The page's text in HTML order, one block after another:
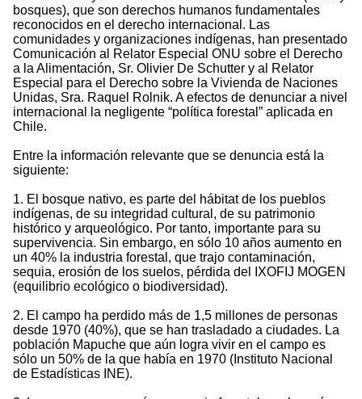
bosques), que son derechos humanos fundamentales
reconocidos en el derecho internacional. Las
comunidades y organizaciones indígenas, han presentado
Comunicación al Relator Especial ONU sobre el Derecho
a la Alimentación, Sr. Olivier De Schutter y al Relator
Especial para el Derecho sobre la Vivienda de Naciones
Unidas, Sra. Raquel Rolnik. A efectos de denunciar a nivel
internacional la negligente “política forestal” aplicada en
Chile.
Entre la información relevante que se denuncia está la
siguiente:
1. El bosque nativo, es parte del hábitat de los pueblos
indígenas, de su integridad cultural, de su patrimonio
histórico y arqueológico. Por tanto, importante para su
supervivencia. Sin embargo, en sólo 10 años aumento en
un 40% la industria forestal, que trajo contaminación,
sequia, erosión de los suelos, pérdida del IXOFIJ MOGEN
(equilibrio ecológico o biodiversidad).
2. El campo ha perdido más de 1,5 millones de personas
desde 1970 (40%), que se han trasladado a ciudades. La
población Mapuche que aún logra vivir en el campo es
sólo un 50% de la que había en 1970 (Instituto Nacional
de Estadísticas INE).